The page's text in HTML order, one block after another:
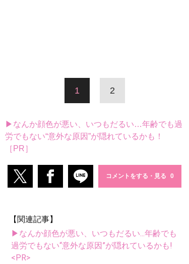
1 2
▶なんか顔色が悪い、いつもだるい…年齢でも過
労でもない“意外な原因”が隠れているかも！
［PR］
コメントをする・見る
【関連記事】
▶なんか顔色が悪い、いつもだるい...年齢でも
過労でもない“意外な原因”が隠れているかも!
<PR>